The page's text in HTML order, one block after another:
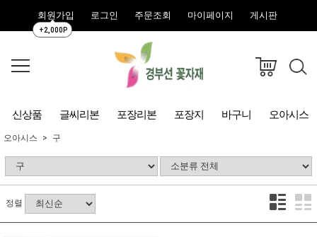
회원가입
+2,000P
로그인 주문조회 마이페이지 게시판
신상품 글씨리본 포장리본 포장지 바구니 오아시스
오아시스 구
정렬